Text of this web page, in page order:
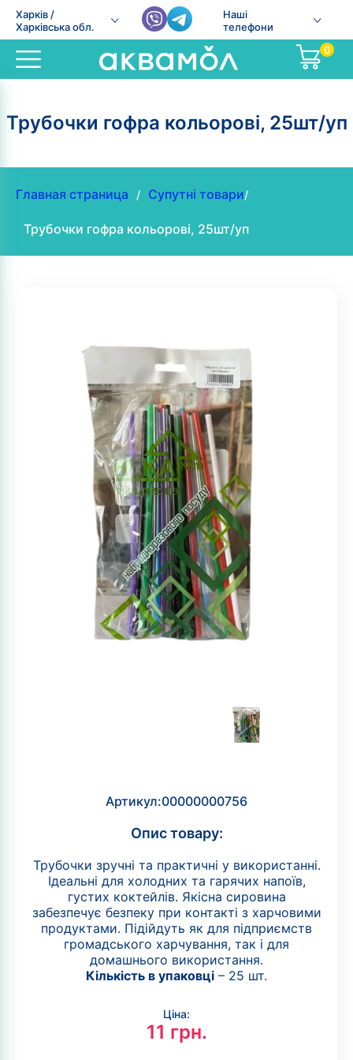
Харків /
Харківська обл.
Наші
телефони
0
Трубочки гофра кольорові, 25шт/уп
Главная страница / Супутні товари/
Трубочки гофра кольорові, 25шт/уп
Артикул:00000000756
Опис товару:
Трубочки зручні та практичні у використанні.
Ідеальні для холодних та гарячих напоїв,
густих коктейлів. Якісна сировина
забезпечує безпеку при контакті з харчовими
продуктами. Підійдуть як для підприємств
громадського харчування, так і для
домашнього використання.
Кількість в упаковці – 25 шт.
Ціна:
11 грн.